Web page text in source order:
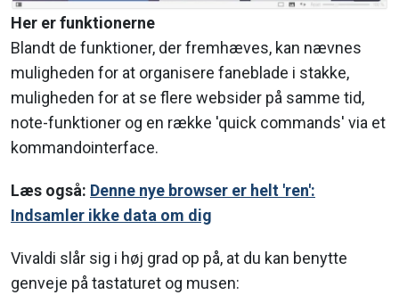
Her er funktionerne
Blandt de funktioner, der fremhæves, kan nævnes
muligheden for at organisere faneblade i stakke,
muligheden for at se flere websider på samme tid,
note-funktioner og en række 'quick commands' via et
kommandointerface.
Læs også: Denne nye browser er helt 'ren':
Indsamler ikke data om dig
Vivaldi slår sig i høj grad op på, at du kan benytte
genveje på tastaturet og musen: